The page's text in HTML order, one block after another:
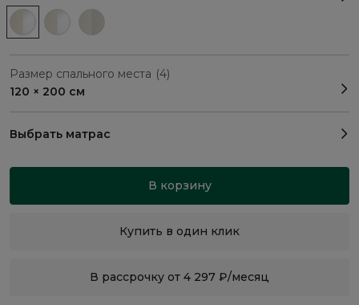
Размер спального места (4)
120 × 200 см
Выбрать матрас
В корзину
Купить в один клик
В рассрочку от 4 297 ₽/месяц